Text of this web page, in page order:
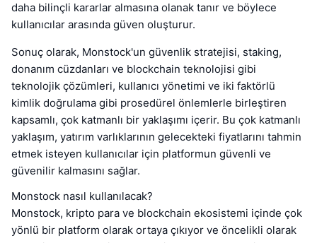
daha bilinçli kararlar almasına olanak tanır ve böylece
kullanıcılar arasında güven oluşturur.
Sonuç olarak, Monstock'un güvenlik stratejisi, staking,
donanım cüzdanları ve blockchain teknolojisi gibi
teknolojik çözümleri, kullanıcı yönetimi ve iki faktörlü
kimlik doğrulama gibi prosedürel önlemlerle birleştiren
kapsamlı, çok katmanlı bir yaklaşımı içerir. Bu çok katmanlı
yaklaşım, yatırım varlıklarının gelecekteki fiyatlarını tahmin
etmek isteyen kullanıcılar için platformun güvenli ve
güvenilir kalmasını sağlar.
Monstock nasıl kullanılacak?
Monstock, kripto para ve blockchain ekosistemi içinde çok
yönlü bir platform olarak ortaya çıkıyor ve öncelikli olarak